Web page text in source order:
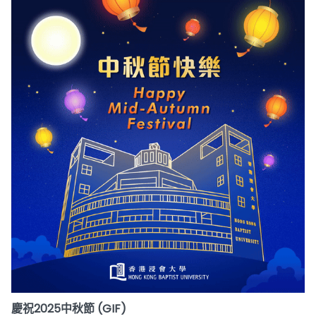
慶祝2025中秋節 (GIF)